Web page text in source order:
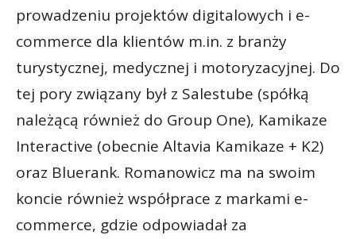
prowadzeniu projektów digitalowych i e-
commerce dla klientów m.in. z branży
turystycznej, medycznej i motoryzacyjnej. Do
tej pory związany był z Salestube (spółką
należącą również do Group One), Kamikaze
Interactive (obecnie Altavia Kamikaze + K2)
oraz Bluerank. Romanowicz ma na swoim
koncie również współprace z markami e-
commerce, gdzie odpowiadał za